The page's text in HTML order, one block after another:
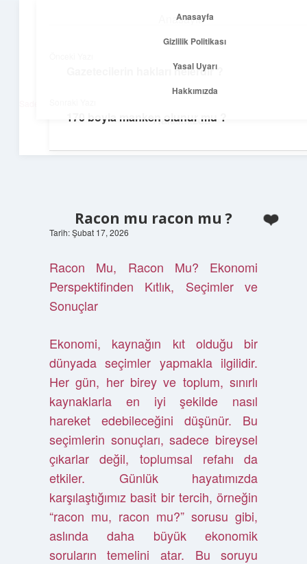
Anasayfa
Yasal Uyarı
Hakkımızda
Net Fikirler Dünyası
Racon mu racon mu ?
Tarih: Şubat 17, 2026
Racon Mu, Racon Mu? Ekonomi
Perspektifinden Kıtlık, Seçimler ve
Sonuçlar
Ekonomi, kaynağın kıt olduğu bir
dünyada seçimler yapmakla ilgilidir.
Her gün, her birey ve toplum, sınırlı
kaynaklarla en iyi şekilde nasıl
hareket edebileceğini düşünür. Bu
seçimlerin sonuçları, sadece bireysel
çıkarlar değil, toplumsal refahı da
etkiler. Günlük hayatımızda
karşılaştığımız basit bir tercih, örneğin
“racon mu, racon mu?” sorusu gibi,
aslında daha büyük ekonomik
soruların temelini atar. Bu soruyu
Gazetecilerin hakları nelerdir ?
170 boyla manken olunur mu ?
Anasayfa
Gizlilik Politikası
Yasal Uyarı
Hakkımızda